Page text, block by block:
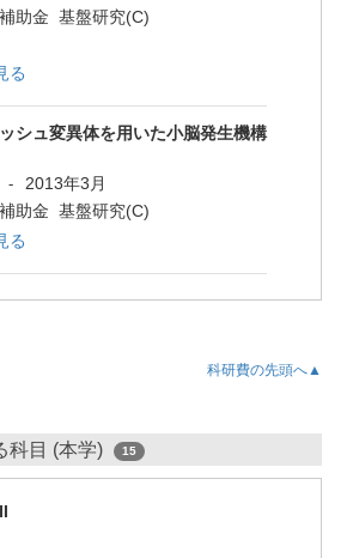
助金 基盤研究(C)
る
シュ変異体を用いた小脳発生機構
-
2013年3月
助金 基盤研究(C)
る
科研費の先頭へ▲
科目 (本学) 15